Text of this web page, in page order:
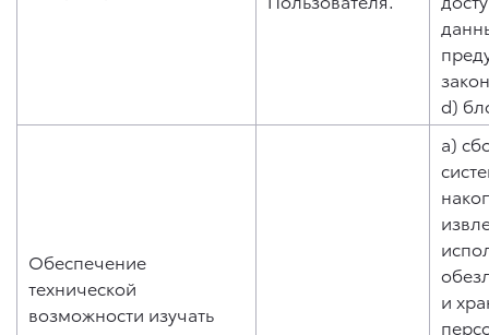
d)
Обеспечение
технической
возможности изучать
a)
и